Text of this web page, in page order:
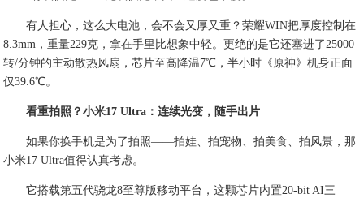
有人担心，这么大电池，会不会又厚又重？荣耀WIN把厚度控制在
8.3mm，重量229克，拿在手里比想象中轻。更绝的是它还塞进了25000
转/分钟的主动散热风扇，芯片至高降温7℃，半小时《原神》机身正面
仅39.6℃。
看重拍照？小米17 Ultra：连续光变，随手出片
如果你换手机是为了拍照——拍娃、拍宠物、拍美食、拍风景，那
小米17 Ultra值得认真考虑。
它搭载第五代骁龙8至尊版移动平台，这颗芯片内置20-bit AI三